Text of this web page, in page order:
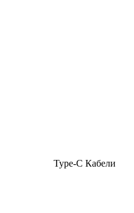
Type-C Кабели